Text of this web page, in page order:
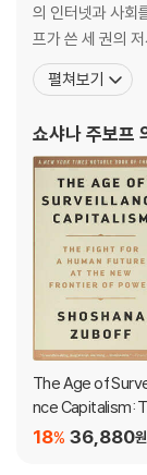
용당하는 꼭두각시
테크놀로지의 역설
피할 수 없다면 지켜라
오웰은 《1984》를
지 말라고 경고했다
고 말한다. 모든 인
을 수탈해가는 이
인간을 향한 감시
자이기에 수탈을 피
한 정보 수탈에서
우리가 빼앗기고 있
이 쿠데타를 저지
과거 산업 자본주
주의가 희생양으로
책은 감시 자본가들
의 인터넷과 사회
프가 쓴 세 권의
음을 알렸다.
가 어떻게 근대적
북 리뷰》 1면에 실
펼쳐보기
쇼샤나 주보프
The Age of
nce Capitalism:
Fight for a Human
36,880원
18%